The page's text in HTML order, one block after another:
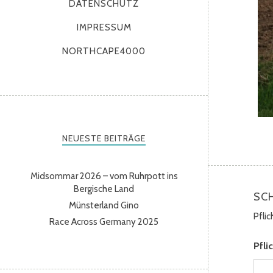
DATENSCHUTZ
IMPRESSUM
NORTHCAPE4000
NEUESTE BEITRÄGE
Midsommar 2026 – vom Ruhrpott ins
Bergische Land
Münsterland Gino
Race Across Germany 2025